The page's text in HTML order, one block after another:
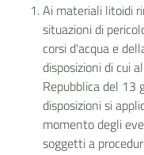
Ai materiali litoidi
situazioni di
corsi d'acqua e
disposizioni di cui
Repubblica del 13
disposizioni si
momento degli
soggetti a